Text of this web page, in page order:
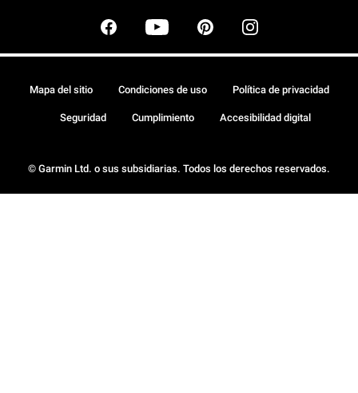
© Garmin Ltd. o sus subsidiarias. Todos los derechos reservados.
Mapa del sitio Condiciones de uso Política de privacidad
Seguridad Cumplimiento Accesibilidad digital